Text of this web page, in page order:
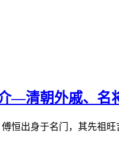
—清朝外戚、名
恒出身于名门，其先祖